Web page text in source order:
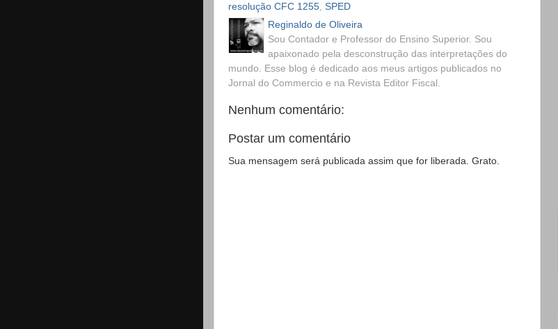
resolução CFC 1255 SPED
Reginaldo de Oliveira
Sou Contador e Professor do Ensino Superior. Sou
apaixonado pela desconstrução das interpretações do
mundo. Esse blog é dedicado aos meus artigos publicados no
Jornal do Commercio e na Revista Editor Fiscal.
Nenhum comentário:
Postar um comentário
Sua mensagem será publicada assim que for liberada. Grato.